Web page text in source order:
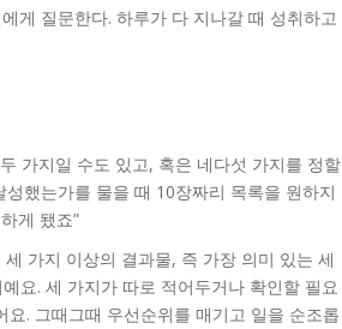
게 질문한다. 하루가 다 지나갈 때 성취하고
가지일 수도 있고, 혹은 네다섯 가지를 정할
했는가를 물을 때 10장짜리 목록을 원하지
게 됐죠”
가지 이상의 결과물, 즉 가장 의미 있는 세
요. 세 가지가 따로 적어두거나 확인할 필요
. 그때그때 우선순위를 매기고 일을 순조롭